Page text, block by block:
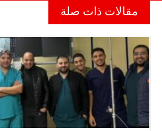
مقالات ذات صلة